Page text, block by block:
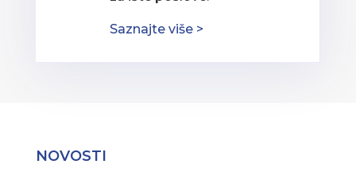
Saznajte više >
NOVOSTI